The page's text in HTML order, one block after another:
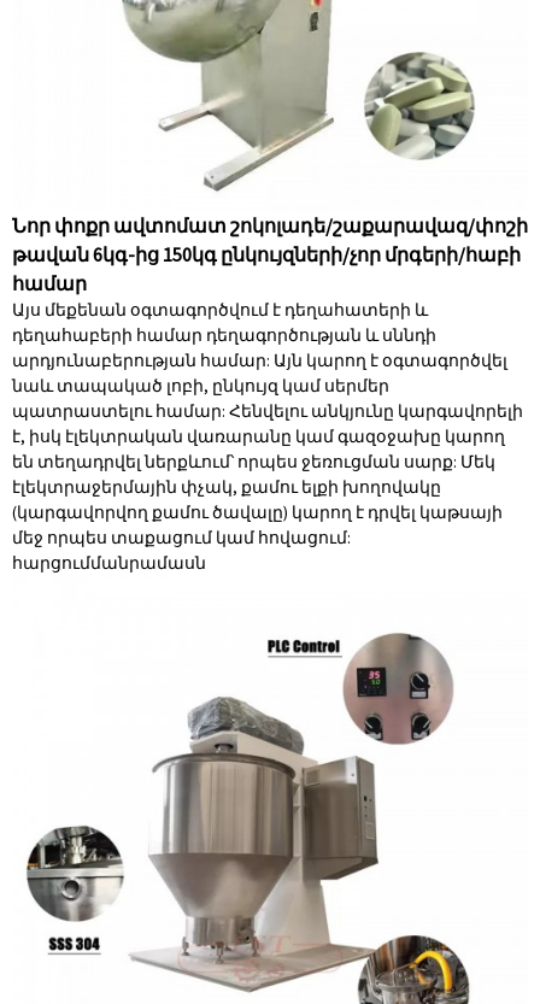
Նոր փոքր ավտոմատ շոկոլադե/շաքարավազ/փոշի
թավան 6կգ-ից 150կգ ընկույզների/չոր մրգերի/հաբի
համար
Այս մեքենան օգտագործվում է դեղահատերի և
դեղահաբերի համար դեղագործության և սննդի
արդյունաբերության համար: Այն կարող է օգտագործվել
նաև տապակած լոբի, ընկույզ կամ սերմեր
պատրաստելու համար: Հենվելու անկյունը կարգավորելի
է, իսկ էլեկտրական վառարանը կամ գազօջախը կարող
են տեղադրվել ներքևում՝ որպես ջեռուցման սարք: Մեկ
էլեկտրաջերմային փչակ, քամու ելքի խողովակը
(կարգավորվող քամու ծավալը) կարող է դրվել կաթսայի
մեջ որպես տաքացում կամ հովացում:
հարցումմանրամասն